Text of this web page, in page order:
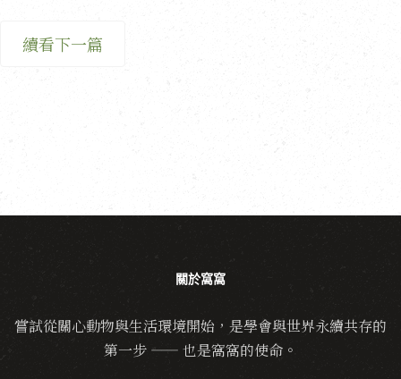
續看下一篇
關於窩窩
嘗試從關心動物與生活環境開始，是學會與世界永續共存的
第一步 —— 也是窩窩的使命。